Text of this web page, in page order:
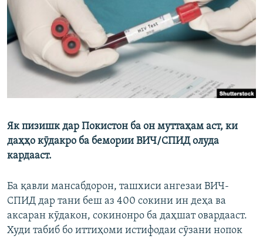
ГУЗОРИШҲОИ РАДИОӢ
Русский
ПАЙГИРӢ КУНЕД
Ҳамаи сомонаҳои RFE/RL
Як пизишк дар Покистон ба он муттаҳам аст, ки
даҳҳо кӯдакро ба бемории ВИЧ/СПИД олуда
кардааст.
Ба қавли мансабдорон, ташхиси ангезаи ВИЧ-
СПИД дар тани беш аз 400 сокини ин деҳа ва
аксаран кӯдакон, сокинонро ба даҳшат овардааст.
Худи табиб бо иттиҳоми истифодаи сӯзани нопок